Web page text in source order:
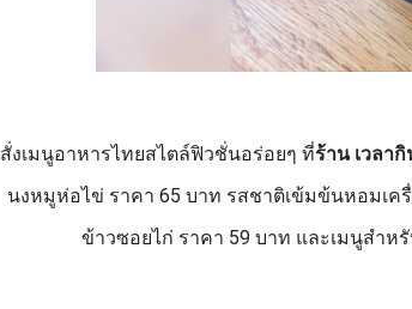
สั่งเมนูอาหารไทยสไตล์ฟิวชั่นอร่อยๆ ที่ร้าน เวลากิ
นงหมูห่อไข่ ราคา 65 บาท รสชาติเข้มข้นหอมเค
ข้าวซอยไก่ ราคา 59 บาท และเมนูสำ